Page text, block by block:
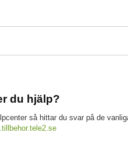
du hjälp?
så hittar du svar på de